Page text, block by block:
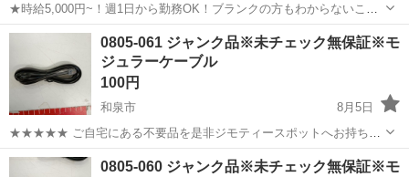
★時給5,000円~！週1日から勤務OK！ブランクの方もわからないこと
はすぐに相談できる環境で、安心して成長できます★ 時給： 5,000円~
アクセス：泉北線 光明池 バス乗車→「光明台センター」下車徒歩2分
オスス...
大阪 和泉市
0805-061 ジャンク品※未チェック無保証※モ
ジュラーケーブル
100円
和泉市
8月5日
★★★★★ ご自宅にある不要品を是非ジモティースポットへお持ち込
みしませんか？ 家電、趣味・スポーツ・レジャー用品、こども用品、
衣料服飾品、生活雑貨、家具、本、CD・DVDなどが無料でまとめて持
大阪 和泉市 モジュラーケーブル
0805-060 ジャンク品※未チェック無保証※モ